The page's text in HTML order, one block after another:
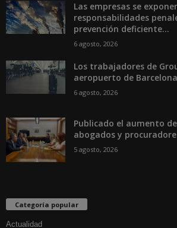
Las empresas se
responsabilidades
prevención deficiente...
6 agosto, 2026
Los trabajadores de
aeropuerto de
6 agosto, 2026
Publicado el aumento
abogados y
5 agosto, 2026
Categoría popular
Actualidad